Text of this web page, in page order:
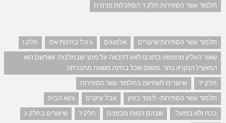
תלמוד עשר הספירות חלק ד הסתכלות פנימית
תלמוד עשר הספירות שיעורים אלמוגים ג וכל בחינות אלו
חלק ו
שאור העליון מתפשט בתוכם לזווג דהכאה על מסך שבמלכות. ושורשם הוא
המאציל הנקרא כתר. ומשום שכל בחינה משונה מחברתה
חלק יד
שיעורים לשמיעה בתלמוד עשר הספירות
תלמוד עשר הספירות- לימוד בעיון
אבל עיקרם
והוא הבית
בכח ולא בפועל.
שבהם המוח מבפנים חלק ז'
שיעורים בחלק ג